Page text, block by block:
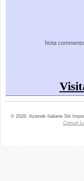
Nota
© 2026. Aziende Italiane Siti
Cursuri